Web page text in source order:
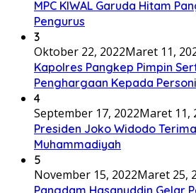
MPC KIWAL Garuda Hitam
Pengurus
3
Oktober 22, 2022Maret 11,
Kapolres Pangkep Pimpin
Penghargaan Kepada
4
September 17, 2022Maret 11,
Presiden Joko Widodo
Muhammadiyah
5
November 15, 2022Maret 25,
Pangdam Hasanuddin Gelar